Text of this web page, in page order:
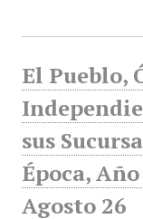
El Pueblo,
sus
Época,
Agosto 26